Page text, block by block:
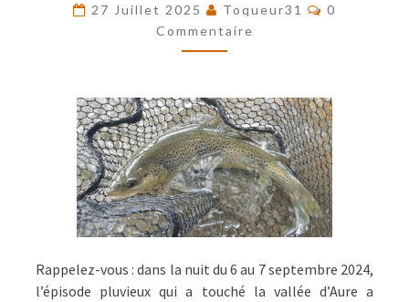
NESTE
D’AURE
27 Juillet 2025 Toqueur31
0
Commentaire
Rappelez-vous : dans la nuit du 6 au 7 septembre 2024,
l’épisode pluvieux qui a touché la vallée d’Aure a